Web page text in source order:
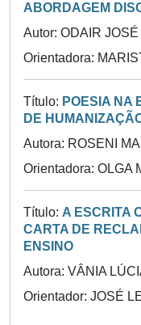
ABORDAGEM
Autor: ODAIR
Orientadora:
Título: POESIA NA
DE
Autora: ROSENI
Orientadora: OLGA
Título: A ESCRITA
CARTA DE
ENSINO
Autora: VÂNIA
Orientador: JOSÉ